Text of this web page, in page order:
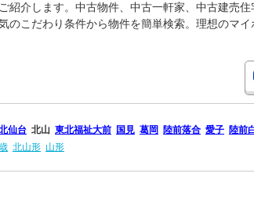
介します。中古物件、中古一軒家、中古建売
こだわり条件から物件を簡単検索。理想のマ
仙台 北山 東北福祉大前 国見 葛岡 陸前落合 愛子 陸前
北山形 山形